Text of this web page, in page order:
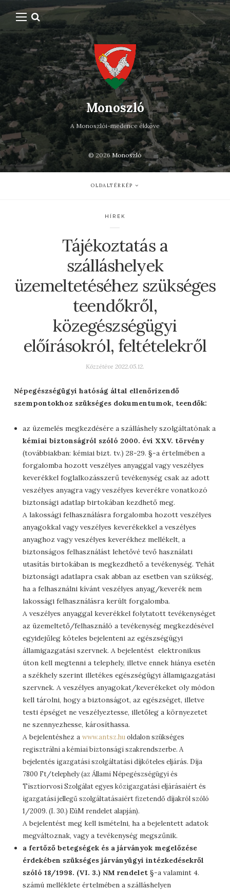
Monoszló
A Monoszlói-medence ékköve
© 2026Monoszló
OLDALTÉRKÉP
HÍREK
Tájékoztatás a
szálláshelyek
üzemeltetéséhez szükséges
teendőkről,
közegészségügyi
előírásokról, feltételekről
Közzétéve 2022.05.12.
Népegészségügyi hatóság által ellenőrizendő
szempontokhoz szükséges dokumentumok, teendők:
az üzemelés megkezdésére a szálláshely szolgáltatónak a
kémiai biztonságról szóló 2000. évi XXV. törvény
(továbbiakban: kémiai bizt. tv.) 28-29. §-a értelmében a
forgalomba hozott veszélyes anyaggal vagy veszélyes
keverékkel foglalkozásszerű tevékenység csak az adott
veszélyes anyagra vagy veszélyes keverékre vonatkozó
biztonsági adatlap birtokában kezdhető meg.
A lakossági felhasználásra forgalomba hozott veszélyes
anyagokkal vagy veszélyes keverékekkel a veszélyes
anyaghoz vagy veszélyes keverékhez mellékelt, a
biztonságos felhasználást lehetővé tevő használati
utasítás birtokában is megkezdhető a tevékenység. Tehát
biztonsági adatlapra csak abban az esetben van szükség,
ha a felhasználni kívánt veszélyes anyag/keverék nem
lakossági felhasználásra került forgalomba.
A veszélyes anyaggal keverékkel folytatott tevékenységet
az üzemeltető/felhasználó a tevékenység megkezdésével
egyidejűleg köteles bejelenteni az egészségügyi
államigazgatási szervnek. A bejelentést elektronikus
úton kell megtenni a telephely, illetve ennek hiánya esetén
a székhely szerint illetékes egészségügyi államigazgatási
szervnek. A veszélyes anyagokat/keverékeket oly módon
kell tárolni, hogy a biztonságot, az egészséget, illetve
testi épséget ne veszélyeztesse, illetőleg a környezetet
ne szennyezhesse, károsíthassa.
A bejelentéshez awww.antsz.huoldalon szükséges
regisztrálni a kémiai biztonsági szakrendszerbe. A
bejelentés igazgatási szolgáltatási díjköteles eljárás. Díja
7800 Ft/telephely (az Állami Népegészségügyi és
Tisztiorvosi Szolgálat egyes közigazgatási eljárásaiért és
igazgatási jellegű szolgáltatásaiért fizetendő díjakról szóló
1/2009. (I. 30.) EüM rendelet alapján).
A bejelentést meg kell ismételni, ha a bejelentett adatok
megváltoznak, vagy a tevékenység megszűnik.
a fertőző betegségek és a járványok megelőzése
érdekében szükséges járványügyi intézkedésekről
szóló 18/1998. (VI. 3.) NM rendelet §-a valamint 4.
számú melléklete értelmében a szálláshelyen